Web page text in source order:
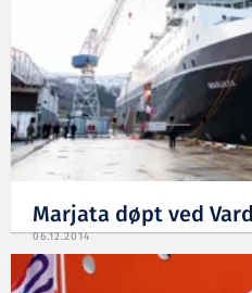
Marjata døpt ved
06.12.2014